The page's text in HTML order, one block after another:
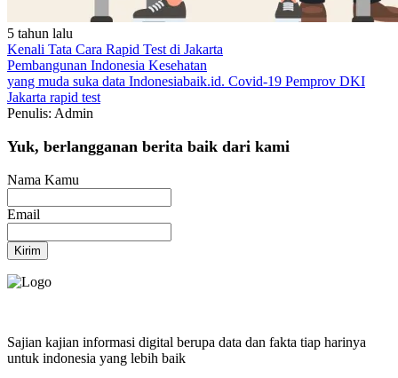
5 tahun lalu
Kenali Tata Cara Rapid Test di Jakarta
Pembangunan Indonesia Kesehatan
yang muda suka data Indonesiabaik.id. Covid-19 Pemprov DKI
Jakarta rapid test
Penulis: Admin
Yuk, berlangganan berita baik dari kami
Nama Kamu
Email
Kirim
Sajian kajian informasi digital berupa data dan fakta tiap harinya
untuk indonesia yang lebih baik